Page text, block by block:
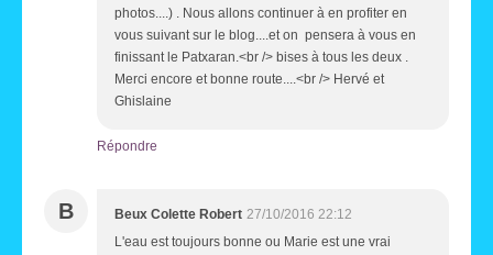
photos....) . Nous allons continuer à en profiter en
vous suivant sur le blog....et on pensera à vous en
finissant le Patxaran.<br /> bises à tous les deux .
Merci encore et bonne route....<br /> Hervé et
Ghislaine
Répondre
B Beux Colette Robert 27/10/2016 22:12
L'eau est toujours bonne ou Marie est une vrai